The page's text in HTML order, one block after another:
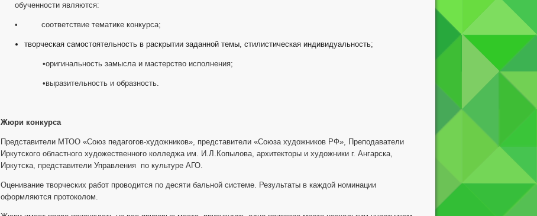
обученности являются:
• соответствие тематике конкурса;
творческая самостоятельность в раскрытии заданной темы, стилистическая индивидуальность;
•оригинальность замысла и мастерство исполнения;
•выразительность и образность.
Жюри конкурса
Представители МТОО «Союз педагогов-художников», представители «Союза художников РФ», Преподаватели
Иркутского областного художественного колледжа им. И.Л.Копылова, архитекторы и художники г. Ангарска,
Иркутска, представители Управления по культуре АГО.
Оценивание творческих работ проводится по десяти бальной системе. Результаты в каждой номинации
оформляются протоколом.